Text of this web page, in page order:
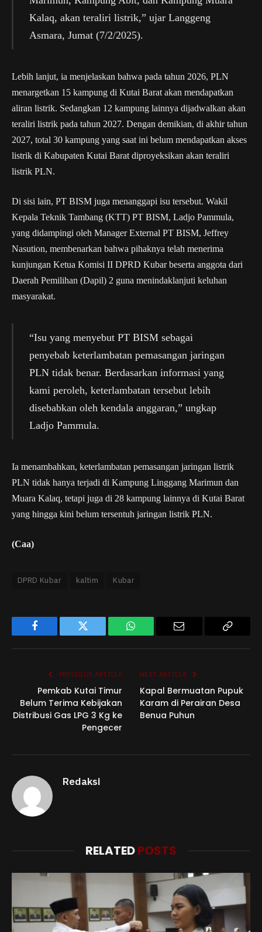
Kalaq, akan teraliri listrik,” ujar Langgeng
Asmara, Jumat (7/2/2025).
Lebih lanjut, ia menjelaskan bahwa pada tahun 2026, PLN
menargetkan 15 kampung di Kutai Barat akan mendapatkan
aliran listrik. Sedangkan 12 kampung lainnya dijadwalkan akan
teraliri listrik pada tahun 2027. Dengan demikian, di akhir tahun
2027, total 30 kampung yang saat ini belum mendapatkan akses
listrik di Kabupaten Kutai Barat diproyeksikan akan teraliri
listrik PLN.
Di sisi lain, PT BISM juga menanggapi isu tersebut. Wakil
Kepala Teknik Tambang (KTT) PT BISM, Ladjo Pammula,
yang didampingi oleh Manager External PT BISM, Jeffrey
Nasution, membenarkan bahwa pihaknya telah menerima
kunjungan Ketua Komisi II DPRD Kubar beserta anggota dari
Daerah Pemilihan (Dapil) 2 guna menindaklanjuti keluhan
masyarakat.
“Isu yang menyebut PT BISM sebagai
penyebab keterlambatan pemasangan jaringan
PLN tidak benar. Berdasarkan informasi yang
kami peroleh, keterlambatan tersebut lebih
disebabkan oleh kendala anggaran,” ungkap
Ladjo Pammula.
Ia menambahkan, keterlambatan pemasangan jaringan listrik
PLN tidak hanya terjadi di Kampung Linggang Marimun dan
Muara Kalaq, tetapi juga di 28 kampung lainnya di Kutai Barat
yang hingga kini belum tersentuh jaringan listrik PLN.
(Caa)
DPRD Kubar kaltim Kubar
Facebook Twitter WhatsApp
PREVIOUS ARTICLE
Pemkab Kutai Timur
Belum Terima Kebijakan
Distribusi Gas LPG 3 Kg ke
Pengecer
NEXT ARTICLE
Kapal Bermuatan Pupuk
Karam di Perairan Desa
Benua Puhun
Redaksi
RELATEDPOSTS